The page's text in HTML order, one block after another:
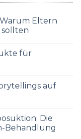
Eltern
für
auf
Die
Behandlung